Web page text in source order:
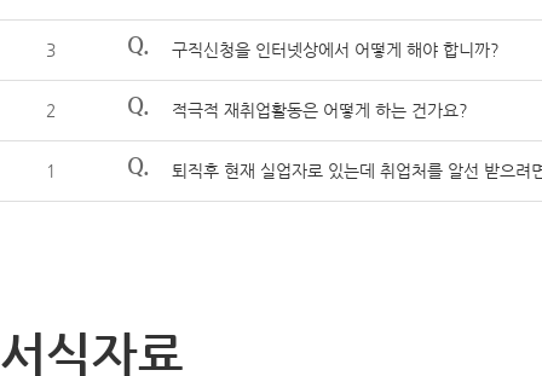
3 Q. 구직신청을 인터넷상에서 어떻게 해야 합니까?
2 Q. 적극적 재취업활동은 어떻게 하는 건가요?
1 Q. 퇴직후 현재 실업자로 있는데 취업처를 알선 받으려
서식자료